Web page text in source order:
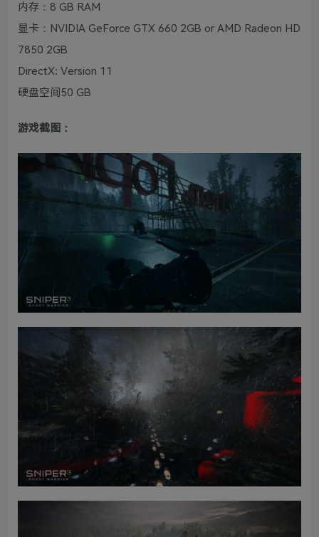
内存：8 GB RAM
显卡：NVIDIA GeForce GTX 660 2GB or AMD Radeon HD
7850 2GB
DirectX: Version 11
硬盘空间50 GB
游戏截图：